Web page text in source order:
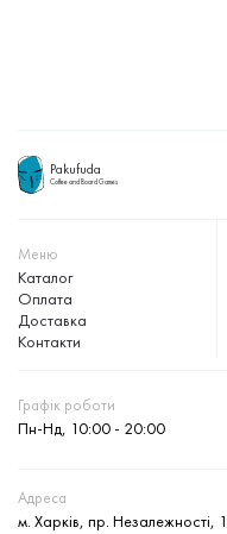
Pakufuda
Coffee and Board Games
Меню
Каталог
Оплата
Доставка
Контакти
Графік роботи
Пн-Нд, 10:00 - 20:00
Адреса
м. Харків, пр. Незалежності, 1